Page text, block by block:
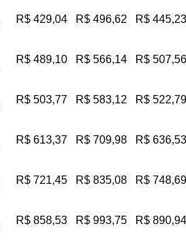
R$ 429,04 R$ 496,62 R$ 445,23
R$ 489,10 R$ 566,14 R$ 507,56
R$ 503,77 R$ 583,12 R$ 522,79
R$ 613,37 R$ 709,98 R$ 636,53
R$ 721,45 R$ 835,08 R$ 748,69
R$ 858,53 R$ 993,75 R$ 890,94